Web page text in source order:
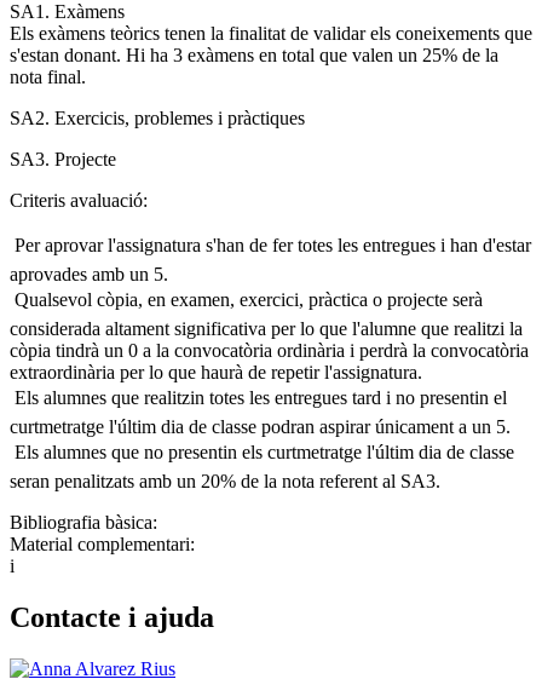
SA1. Exàmens
Els exàmens teòrics tenen la finalitat de validar els coneixements que
s'estan donant. Hi ha 3 exàmens en total que valen un 25% de la
nota final.
SA2. Exercicis, problemes i pràctiques
SA3. Projecte
Criteris avaluació:
 Per aprovar l'assignatura s'han de fer totes les entregues i han d'estar
aprovades amb un 5.
 Qualsevol còpia, en examen, exercici, pràctica o projecte serà
considerada altament significativa per lo que l'alumne que realitzi la
còpia tindrà un 0 a la convocatòria ordinària i perdrà la convocatòria
extraordinària per lo que haurà de repetir l'assignatura.
 Els alumnes que realitzin totes les entregues tard i no presentin el
curtmetratge l'últim dia de classe podran aspirar únicament a un 5.
 Els alumnes que no presentin els curtmetratge l'últim dia de classe
seran penalitzats amb un 20% de la nota referent al SA3.
Bibliografia bàsica:
Material complementari:
i
Contacte i ajuda